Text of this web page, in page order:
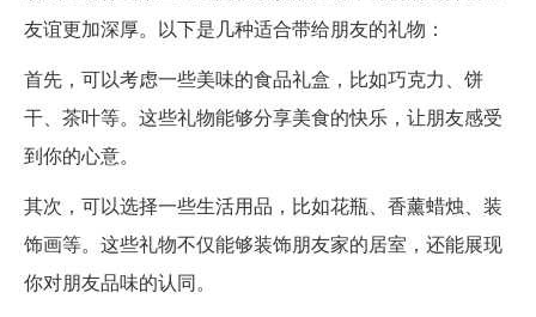
友谊更加深厚。以下是几种适合带给朋友的礼物：
首先，可以考虑一些美味的食品礼盒，比如巧克力、饼
干、茶叶等。这些礼物能够分享美食的快乐，让朋友感受
到你的心意。
其次，可以选择一些生活用品，比如花瓶、香薰蜡烛、装
饰画等。这些礼物不仅能够装饰朋友家的居室，还能展现
你对朋友品味的认同。